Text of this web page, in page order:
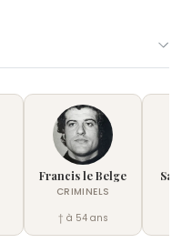
Francis le Belge
CRIMINELS
† à 54 ans